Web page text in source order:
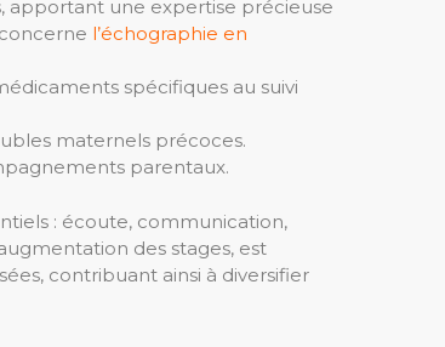
apportant une expertise précieuse
l’échographie en
spécifiques au suivi
maternels précoces.
parentaux.
: écoute, communication,
des stages, est
contribuant ainsi à diversifier